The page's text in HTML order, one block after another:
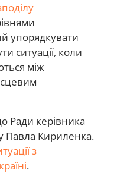
упорядкувати
ситуації, коли
між
Ради керівника
Павла Кириленка.
з
.